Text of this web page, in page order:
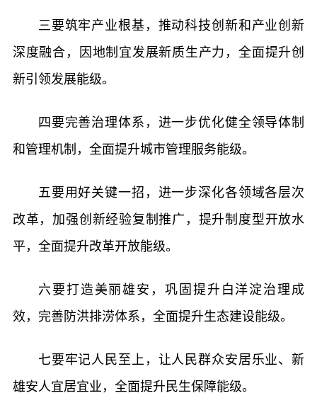
三要筑牢产业根基，推动科技创新和产业创新
深度融合，因地制宜发展新质生产力，全面提升创
新引领发展能级。
四要完善治理体系，进一步优化健全领导体制
和管理机制，全面提升城市管理服务能级。
五要用好关键一招，进一步深化各领域各层次
改革，加强创新经验复制推广，提升制度型开放水
平，全面提升改革开放能级。
六要打造美丽雄安，巩固提升白洋淀治理成
效，完善防洪排涝体系，全面提升生态建设能级。
七要牢记人民至上，让人民群众安居乐业、新
雄安人宜居宜业，全面提升民生保障能级。